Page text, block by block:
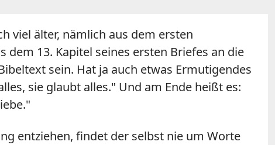
viel älter, nämlich aus dem ersten
dem 13. Kapitel seines ersten Briefes an die
sein. Hat ja auch etwas Ermutigendes
sie glaubt alles." Und am Ende heißt es:
entziehen, findet der selbst nie um Worte